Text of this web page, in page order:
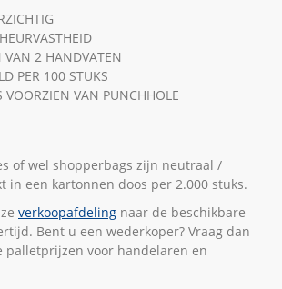
VAN 2 HANDVATEN
PER 100 STUKS
VOORZIEN VAN PUNCHHOLE
of wel shopperbags zijn neutraal /
in een kartonnen doos per 2.000 stuks.
verkoopafdeling naar de beschikbare
Bent u een wederkoper? Vraag dan
palletprijzen voor handelaren en